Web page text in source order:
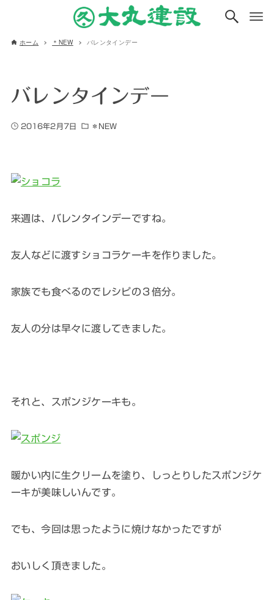
ホーム ＊NEW バレンタインデー
バレンタインデー
2016年2月7日 ＊NEW
来週は、バレンタインデーですね。
友人などに渡すショコラケーキを作りました。
家族でも食べるのでレシピの３倍分。
友人の分は早々に渡してきました。
それと、スポンジケーキも。
暖かい内に生クリームを塗り、しっとりしたスポンジケ
ーキが美味しいんです。
でも、今回は思ったように焼けなかったですが
おいしく頂きました。